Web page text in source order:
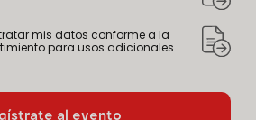
mis datos conforme a la
para usos adicionales.